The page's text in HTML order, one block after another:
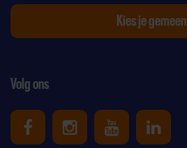
Volg ons
Uniek Sporten op
Uniek Sporten
Uniek
Kies je